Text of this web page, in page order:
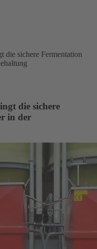
die sichere Fermentation
die sichere
in der